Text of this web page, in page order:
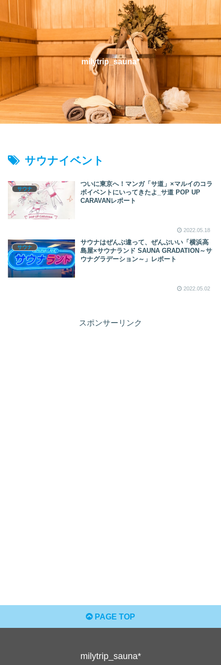
milytrip_sauna*
サウナイベント
サウナ
ついに東京へ！マンガ「サ道」×マルイのコラ
ボイベントにいってきたよ_サ道 POP UP
CARAVANレポート
2022.05.18
サウナ
サウナはぜんぶ違って、ぜんぶいい「横浜高
島屋×サウナランド SAUNA GRADATION～サ
ウナグラデーション～」レポート
2022.05.02
スポンサーリンク
PAGE TOP
milytrip_sauna*